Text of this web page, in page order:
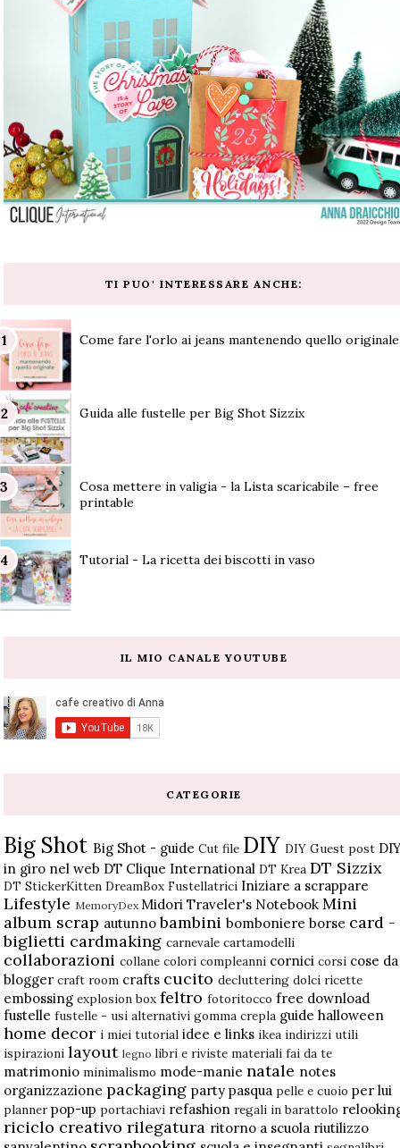
TI PUO' INTERESSARE ANCHE:
Come fare l'orlo ai jeans mantenendo quello originale
Guida alle fustelle per Big Shot Sizzix
Cosa mettere in valigia - la Lista scaricabile – free
printable
Tutorial - La ricetta dei biscotti in vaso
IL MIO CANALE YOUTUBE
CATEGORIE
Big Shot Big Shot - guide Cut file DIY DIY Guest post
in giro nel web DT Clique International DT Krea DT Sizzix
DT StickerKitten DreamBox Fustellatrici Iniziare a scrappare
Lifestyle MemoryDex Midori Traveler's Notebook Mini
album scrap autunno bambini bomboniere borse card -
biglietti cardmaking carnevale cartamodelli
collaborazioni collane colori compleanni cornici corsi cose da
blogger craft room crafts cucito decluttering dolci ricette
embossing explosion box feltro fotoritocco free download
fustelle fustelle - usi alternativi gomma crepla guide halloween
home decor i miei tutorial idee e links ikea indirizzi utili
ispirazioni layout legno libri e riviste materiali fai da te
matrimonio minimalismo mode-manie natale notes
organizzazione packaging party pasqua pelle e cuoio per lui
planner pop-up portachiavi refashion regali in barattolo
riciclo creativo rilegatura ritorno a scuola riutilizzo